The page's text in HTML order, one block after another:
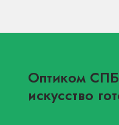
Оптиком СПБ
искусство